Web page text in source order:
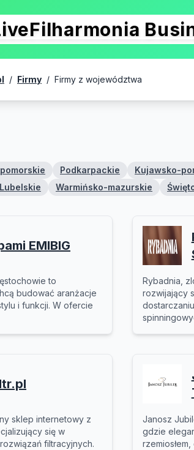
/ Firmy / Firmy z województwa
Podkarpackie Kujawsko-
Lubelskie Warmińsko-mazurskie
EMIBIG
to
budować aranżacje
i funkcji. W ofercie
Rybadnia,
rozwijający
sklep internetowy z
się w
filtracyjnych.
Janosz
gdzie